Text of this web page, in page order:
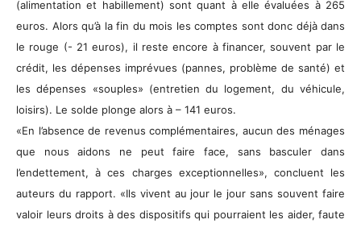
(alimentation et habillement) sont quant à elle évaluées à 265
euros. Alors qu’à la fin du mois les comptes sont donc déjà dans
le rouge (- 21 euros), il reste encore à financer, souvent par le
crédit, les dépenses imprévues (pannes, problème de santé) et
les dépenses «souples» (entretien du logement, du véhicule,
loisirs). Le solde plonge alors à – 141 euros.
«En l’absence de revenus complémentaires, aucun des ménages
que nous aidons ne peut faire face, sans basculer dans
l’endettement, à ces charges exceptionnelles», concluent les
auteurs du rapport. «Ils vivent au jour le jour sans souvent faire
valoir leurs droits à des dispositifs qui pourraient les aider, faute